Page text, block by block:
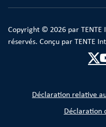
Copyright © 2026 par TENTE
réservés. Conçu par TENTE
Déclaration relative
Déclaration